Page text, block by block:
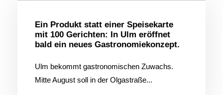
Ein Produkt statt einer Speisekarte
mit 100 Gerichten: In Ulm eröffnet
bald ein neues Gastronomiekonzept.
Ulm bekommt gastronomischen Zuwachs.
Mitte August soll in der Olgastraße...